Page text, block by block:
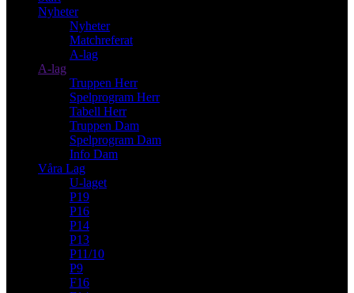
Nyheter
Nyheter
Matchreferat
A-lag
A-lag
Truppen Herr
Spelprogram Herr
Tabell Herr
Truppen Dam
Spelprogram Dam
Info Dam
Våra Lag
U-laget
P19
P16
P14
P13
P11/10
P9
F16